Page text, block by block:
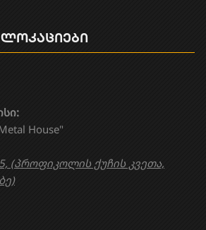
House"
(პროფიკოლის ქუჩის კვეთა,